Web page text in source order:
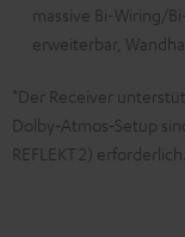
massive Bi-Wiring/
erweiterbar,
*Der Receiver
Dolby‑Atmos‑Setup
REFLEKT 2) erforderlich.